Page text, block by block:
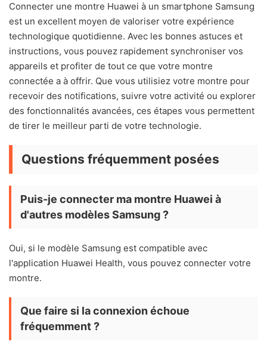
Connecter une montre Huawei à un smartphone Samsung
est un excellent moyen de valoriser votre expérience
technologique quotidienne. Avec les bonnes astuces et
instructions, vous pouvez rapidement synchroniser vos
appareils et profiter de tout ce que votre montre
connectée a à offrir. Que vous utilisiez votre montre pour
recevoir des notifications, suivre votre activité ou explorer
des fonctionnalités avancées, ces étapes vous permettent
de tirer le meilleur parti de votre technologie.
Questions fréquemment posées
Puis-je connecter ma montre Huawei à
d'autres modèles Samsung ?
Oui, si le modèle Samsung est compatible avec
l'application Huawei Health, vous pouvez connecter votre
montre.
Que faire si la connexion échoue
fréquemment ?